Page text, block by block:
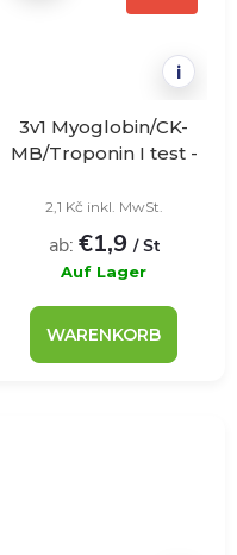
i
3v1 Myoglobin/CK-
MB/Troponin I test -
2,1 Kč inkl. MwSt.
ab: €1,9 / St
Auf Lager
WARENKORB